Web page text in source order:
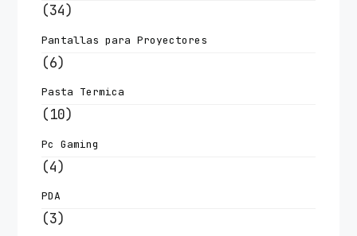
(34)
Pantallas para Proyectores
(6)
Pasta Termica
(10)
Pc Gaming
(4)
PDA
(3)